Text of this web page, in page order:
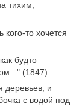
тихим,
то хочется
будто
(1847).
деревьев, и
с водой под